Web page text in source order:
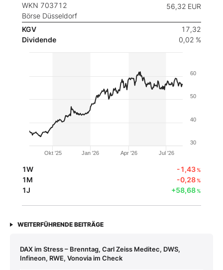
WKN 703712
Börse Düsseldorf
56,32 EUR
KGV
17,32
Dividende
0,02 %
Okt '25 Jan '26 Apr '26 Jul '26
30
40
50
60
1W -1,43%
1M -0,28%
1J +58,68%
WEITERFÜHRENDE BEITRÄGE
DAX im Stress – Brenntag, Carl Zeiss Meditec, DWS,
Infineon, RWE, Vonovia im Check